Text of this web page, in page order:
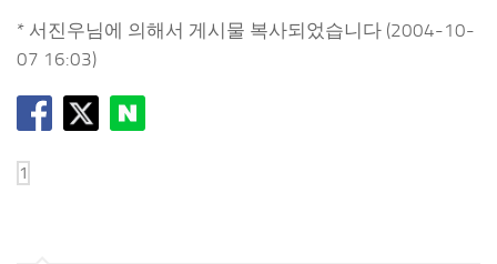
* 서진우님에 의해서 게시물 복사되었습니다 (2004-10-
07 16:03)